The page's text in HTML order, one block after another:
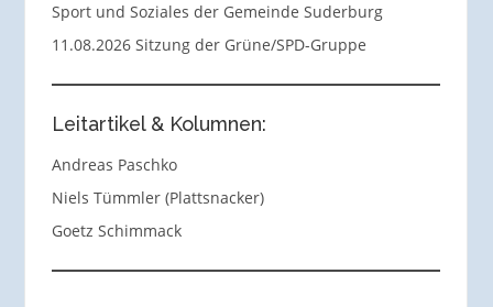
Sport und Soziales der Gemeinde Suderburg
11.08.2026 Sitzung der Grüne/SPD-Gruppe
Leitartikel & Kolumnen:
Andreas Paschko
Niels Tümmler (Plattsnacker)
Goetz Schimmack